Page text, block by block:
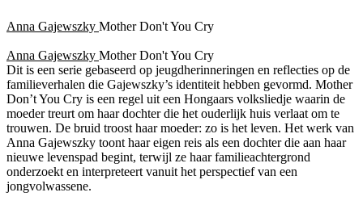
Anna Gajewszky Mother Don't You Cry
Anna Gajewszky Mother Don't You Cry
Dit is een serie gebaseerd op jeugdherinneringen en reflecties op de
familieverhalen die Gajewszky’s identiteit hebben gevormd. Mother
Don’t You Cry is een regel uit een Hongaars volksliedje waarin de
moeder treurt om haar dochter die het ouderlijk huis verlaat om te
trouwen. De bruid troost haar moeder: zo is het leven. Het werk van
Anna Gajewszky toont haar eigen reis als een dochter die aan haar
nieuwe levenspad begint, terwijl ze haar familieachtergrond
onderzoekt en interpreteert vanuit het perspectief van een
jongvolwassene.